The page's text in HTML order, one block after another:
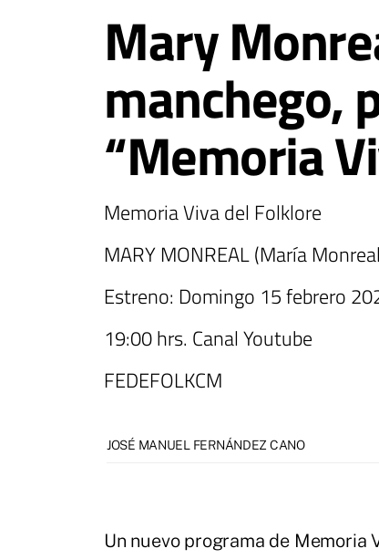
Mary
manchego,
“Memoria
Memoria Viva del Folklore
MARY MONREAL (María
Estreno: Domingo 15 febrero
19:00 hrs. Canal Youtube
FEDEFOLKCM
JOSÉ MANUEL FERNÁNDEZ CANO
Un nuevo programa de Memoria